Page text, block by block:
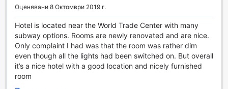
работите отдалечено. За вашето удобство, в хотела ще
намерите и автомат за закуски, както и удобен
магазин, където можете да намерите всичко
необходимо по всяко време на деня. Всички тези
удобства правят Courtyard New York Downtown
Manhattan/World Trade Center Area перфектния избор за
бизнес и отдих в сърцето на Ню Йорк.
Оценявани 8 Октомври 2019 г.
Hotel is located near the World Trade Center with many
subway options. Rooms are newly renovated and are nice.
Only complaint I had was that the room was rather dim
even though all the lights had been switched on. But overall
it’s a nice hotel with a good location and nicely furnished
room